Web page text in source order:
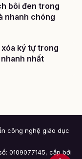
bôi đen trong
nhanh chóng
ký tự trong
nhất
công nghệ giáo dục
0109077145, cấp bởi